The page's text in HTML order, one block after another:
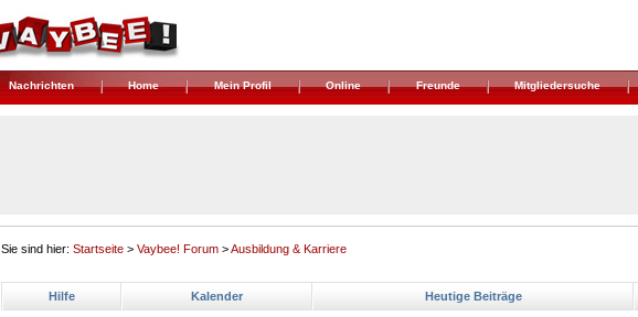
Nachrichten Home Mein Profil Online Freunde Mitgliedersuche
Sie sind hier: Startseite > Vaybee! Forum >Ausbildung & Karriere
Hilfe Kalender Heutige Beiträge